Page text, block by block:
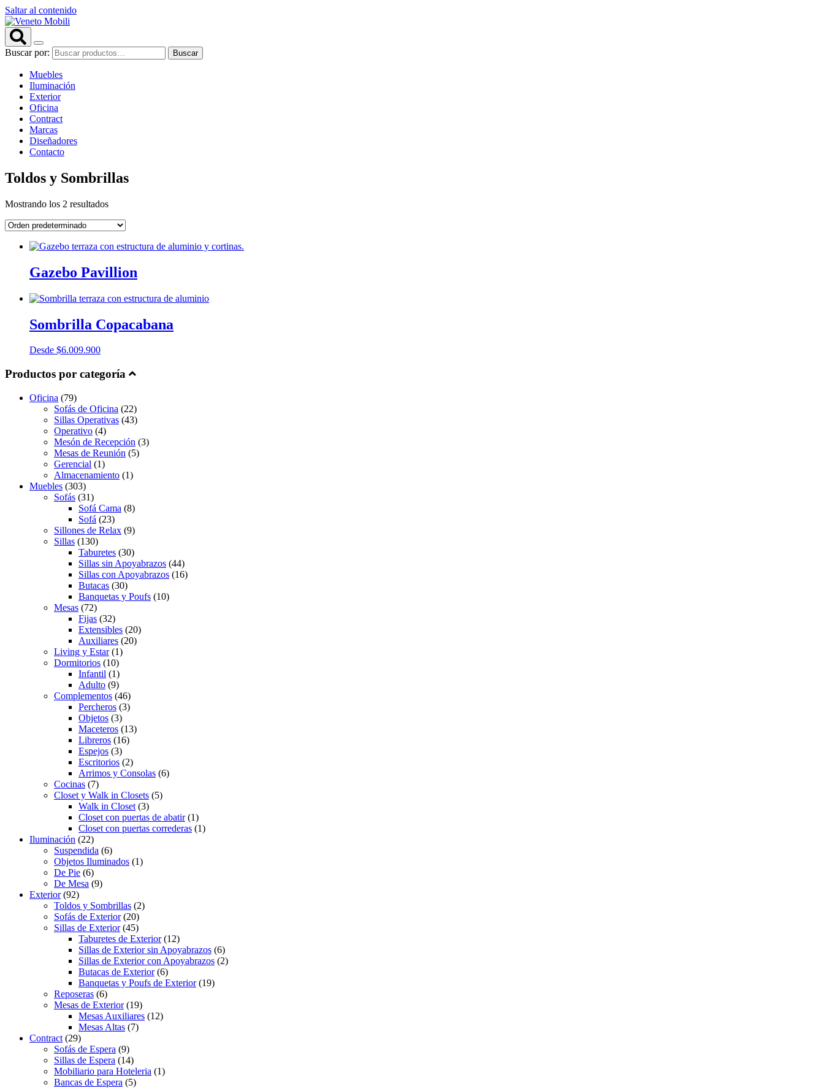
Saltar al contenido
Buscar por: Buscar
Muebles
Iluminación
Exterior
Oficina
Contract
Marcas
Diseñadores
Contacto
Toldos y Sombrillas
Mostrando los 2 resultados
Gazebo Pavillion
Sombrilla Copacabana
Desde $6.009.900
Productos por categoría
Oficina (79)
Sofás de Oficina (22)
Sillas Operativas (43)
Operativo (4)
Mesón de Recepción (3)
Mesas de Reunión (5)
Gerencial (1)
Almacenamiento (1)
Muebles (303)
Sofás (31)
Sofá Cama (8)
Sofá (23)
Sillones de Relax (9)
Sillas (130)
Taburetes (30)
Sillas sin Apoyabrazos (44)
Sillas con Apoyabrazos (16)
Butacas (30)
Banquetas y Poufs (10)
Mesas (72)
Fijas (32)
Extensibles (20)
Auxiliares (20)
Living y Estar(1)
Dormitorios (10)
Infantil (1)
Adulto (9)
Complementos (46)
Percheros (3)
Objetos (3)
Maceteros (13)
Libreros (16)
Espejos (3)
Escritorios (2)
Arrimos y Consolas (6)
Cocinas (7)
Closet y Walk in Closets (5)
Walk in Closet (3)
Closet con puertas de abatir(1)
Closet con puertas correderas (1)
Iluminación (22)
Suspendida (6)
Objetos Iluminados (1)
De Pie (6)
De Mesa (9)
Exterior(92)
Toldos y Sombrillas (2)
Sofás de Exterior(20)
Sillas de Exterior(45)
Taburetes de Exterior(12)
Sillas de Exterior sin Apoyabrazos (6)
Sillas de Exterior con Apoyabrazos (2)
Butacas de Exterior(6)
Banquetas y Poufs de Exterior(19)
Reposeras (6)
Mesas de Exterior(19)
Mesas Auxiliares (12)
Mesas Altas (7)
Contract (29)
Sofás de Espera (9)
Sillas de Espera (14)
Mobiliario para Hoteleria (1)
Bancas de Espera (5)